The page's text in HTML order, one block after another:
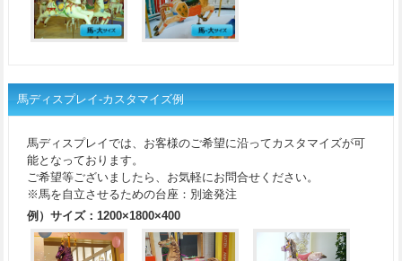
馬ディスプレイ-カスタマイズ例
馬ディスプレイでは、お客様のご希望に沿ってカスタマイズが可
能となっております。
ご希望等ございましたら、お気軽にお問合せください。
※馬を自立させるための台座：別途発注
例）サイズ：1200×1800×400